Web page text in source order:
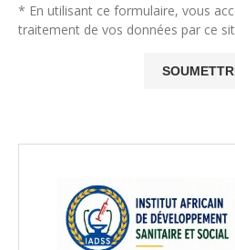
* En utilisant ce formulaire, vous
traitement de vos données par ce